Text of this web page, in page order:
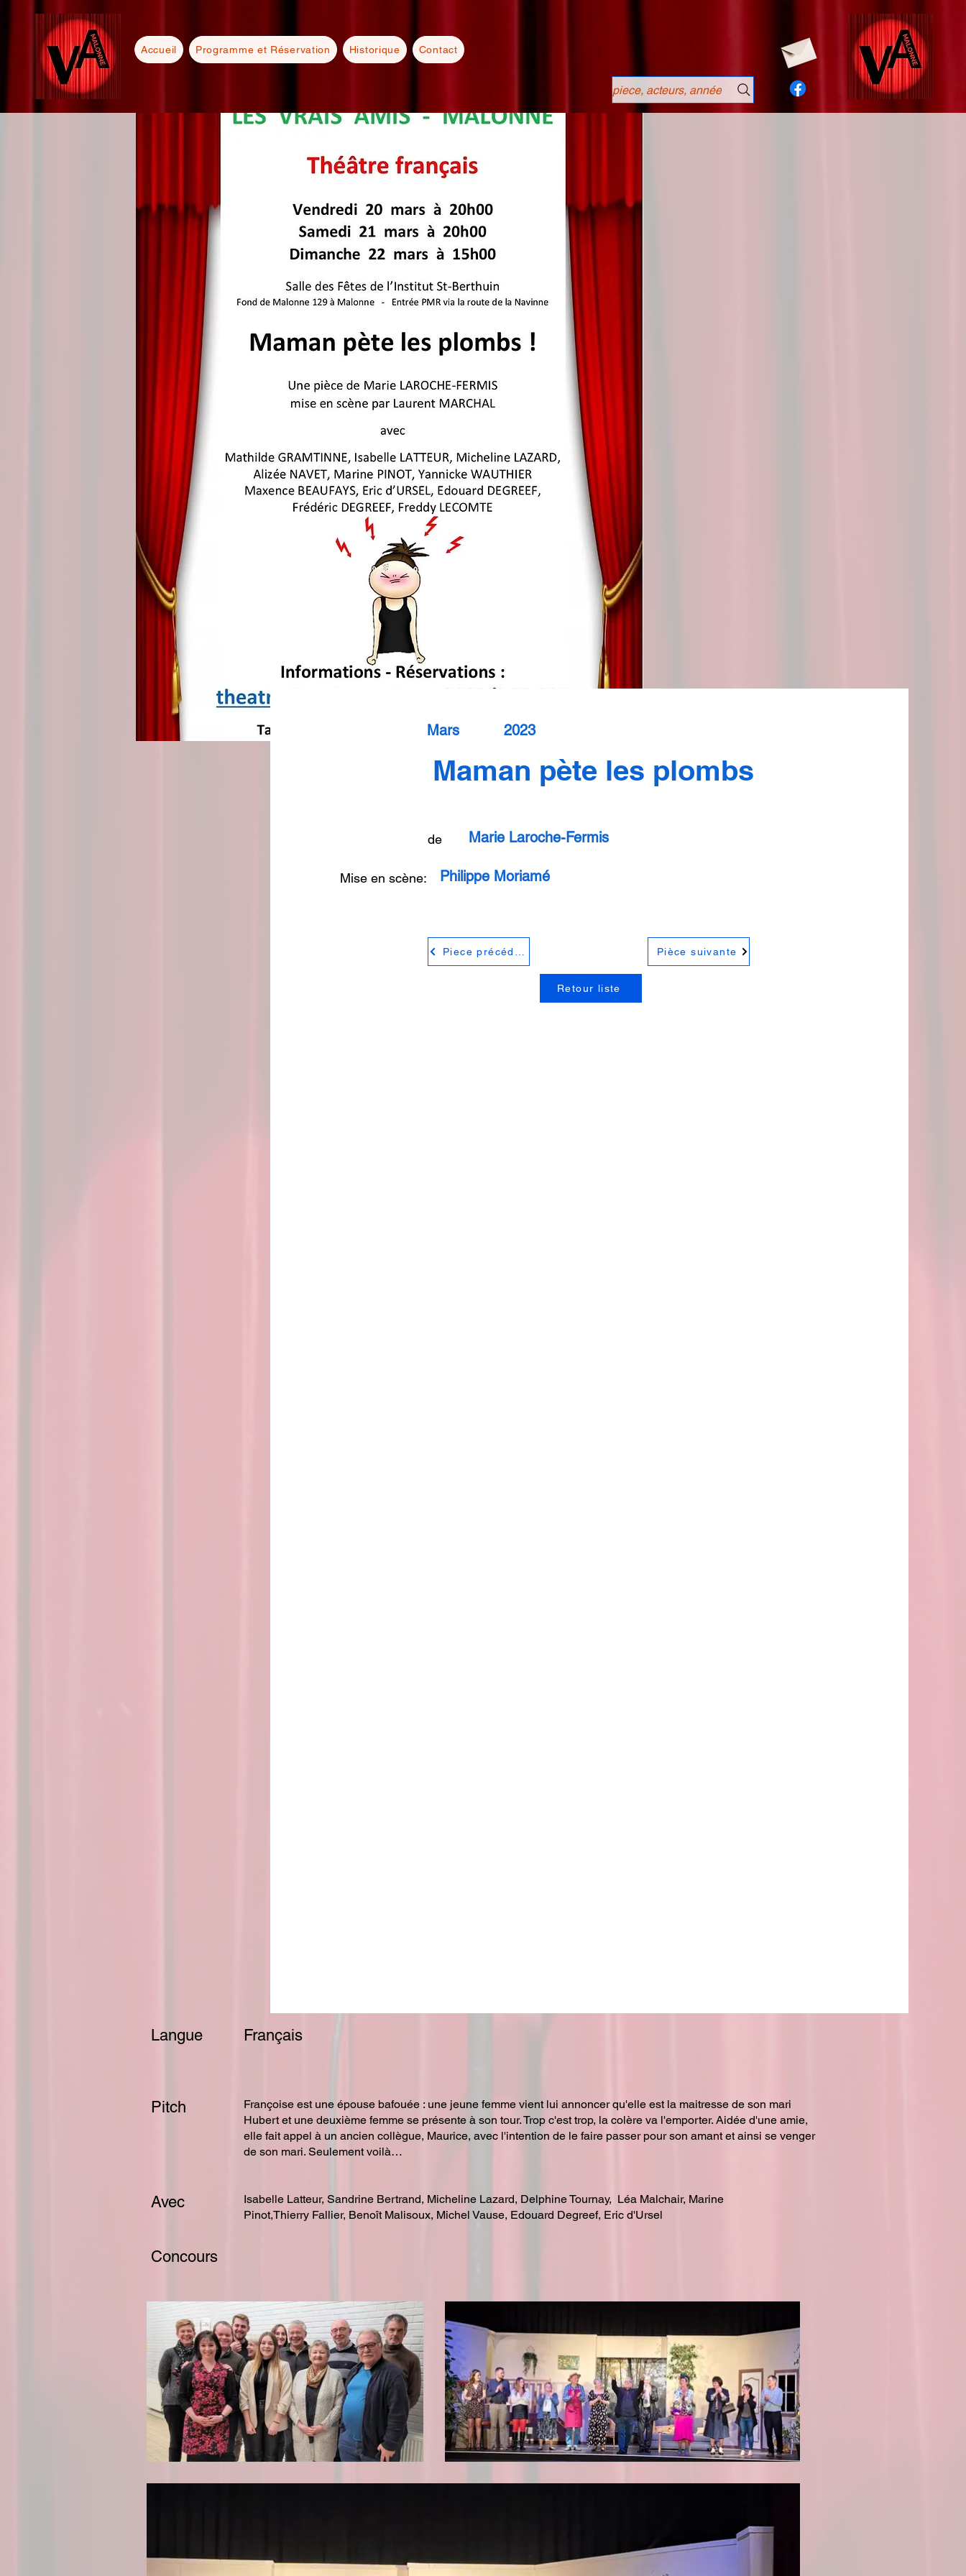
Accueil Programme et Réservation Historique Contact
piece, acteurs, année
Mars 2023
Maman pète les plombs
de Marie Laroche-Fermis
Mise en scène: Philippe Moriamé
Piece précédente Pièce suivante
Retour liste
Langue Français
Pitch
Françoise est une épouse bafouée : une jeune femme vient lui annoncer qu'elle est la maitresse de son mari
Hubert et une deuxième femme se présente à son tour. Trop c'est trop, la colère va l'emporter. Aidée d'une amie,
elle fait appel à un ancien collègue, Maurice, avec l'intention de le faire passer pour son amant et ainsi se venger
de son mari. Seulement voilà…
Avec
Isabelle Latteur, Sandrine Bertrand, Micheline Lazard, Delphine Tournay, Léa Malchair, Marine
Pinot,Thierry Fallier, Benoît Malisoux, Michel Vause, Edouard Degreef, Eric d'Ursel
Concours